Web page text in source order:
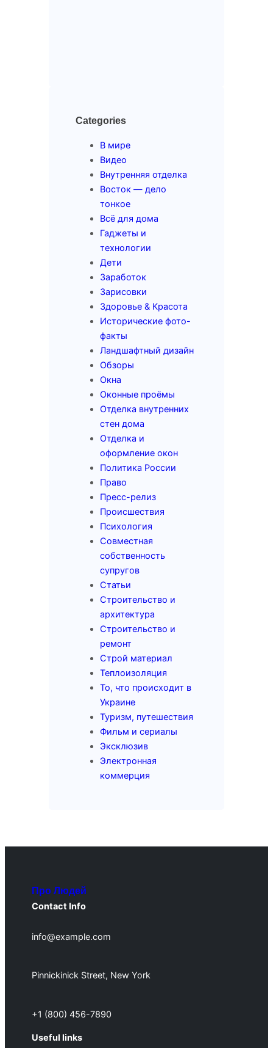
Categories
В мире
Видео
Внутренняя отделка
Восток — дело
тонкое
Всё для дома
Гаджеты и
технологии
Дети
Заработок
Зарисовки
Здоровье & Красота
Исторические фото-
факты
Ландшафтный дизайн
Обзоры
Окна
Оконные проёмы
Отделка внутренних
стен дома
Отделка и
оформление окон
Политика России
Право
Пресс-релиз
Происшествия
Психология
Совместная
собственность
супругов
Статьи
Строительство и
архитектура
Строительство и
ремонт
Строй материал
Теплоизоляция
То, что происходит в
Украине
Туризм, путешествия
Фильм и сериалы
Эксклюзив
Электронная
коммерция
Про Людей
Contact Info
info@example.com
Pinnickinick Street, New York
+1 (800) 456-7890
Useful links